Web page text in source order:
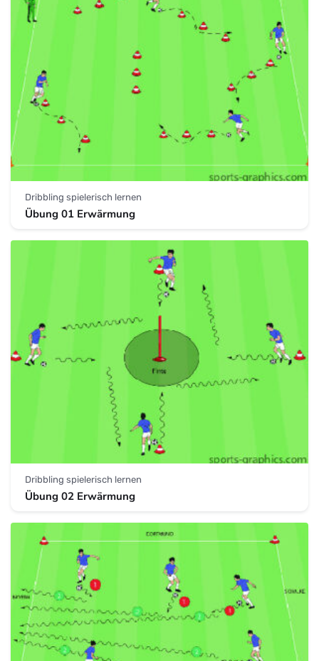
Dribbling spielerisch lernen
Übung 01 Erwärmung
Dribbling spielerisch lernen
Übung 02 Erwärmung